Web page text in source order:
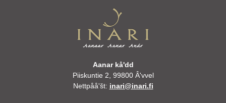
Aanar kåʹdd
Piiskuntie 2, 99800 Âʹvvel
Nettpååʹšt: inari@inari.fi